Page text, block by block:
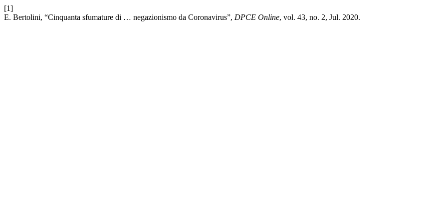
[1]
E. Bertolini, “Cinquanta sfumature di … negazionismo da Coronavirus”, DPCE Online, vol. 43, no. 2, Jul. 2020.